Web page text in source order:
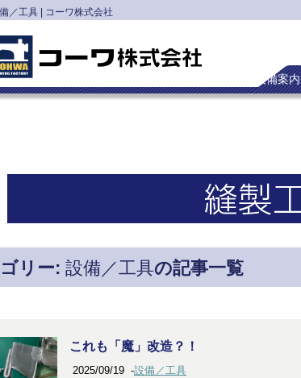
／工具 | コーワ株式会社
設備案内
リー: 設備／工具の記事一覧
これも「魔」改造？！
2025/09/19 -設備／工具